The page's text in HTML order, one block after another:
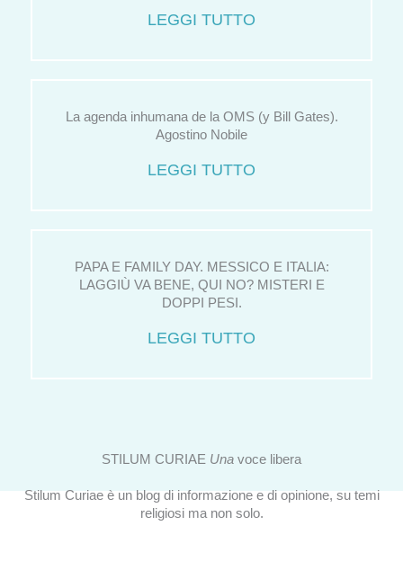
LEGGI TUTTO
La agenda inhumana de la OMS (y Bill Gates).
Agostino Nobile
LEGGI TUTTO
PAPA E FAMILY DAY. MESSICO E ITALIA:
LAGGIÙ VA BENE, QUI NO? MISTERI E
DOPPI PESI.
LEGGI TUTTO
STILUM CURIAE Una voce libera
Stilum Curiae è un blog di informazione e di opinione, su temi
religiosi ma non solo.